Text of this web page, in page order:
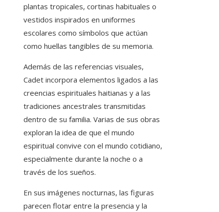
plantas tropicales, cortinas habituales o
vestidos inspirados en uniformes
escolares como símbolos que actúan
como huellas tangibles de su memoria.
Además de las referencias visuales,
Cadet incorpora elementos ligados a las
creencias espirituales haitianas y a las
tradiciones ancestrales transmitidas
dentro de su familia. Varias de sus obras
exploran la idea de que el mundo
espiritual convive con el mundo cotidiano,
especialmente durante la noche o a
través de los sueños.
En sus imágenes nocturnas, las figuras
parecen flotar entre la presencia y la